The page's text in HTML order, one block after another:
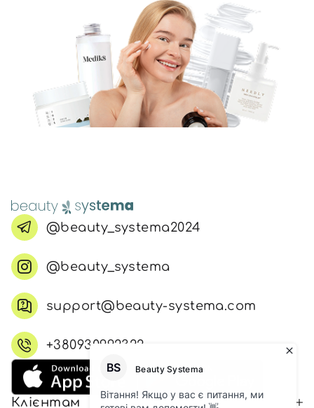
@beauty_systema2024
@beauty_systema
support@beauty-systema.com
+380930992322
Клієнтам